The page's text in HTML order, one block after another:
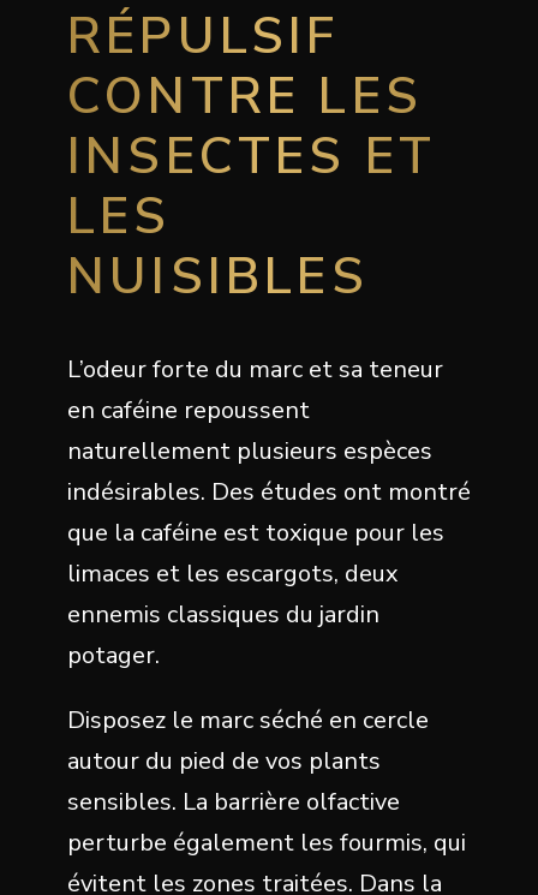
RÉPULSIF
CONTRE LES
INSECTES ET
LES
NUISIBLES
L’odeur forte du marc et sa teneur
en caféine repoussent
naturellement plusieurs espèces
indésirables. Des études ont montré
que la caféine est toxique pour les
limaces et les escargots, deux
ennemis classiques du jardin
potager.
Disposez le marc séché en cercle
autour du pied de vos plants
sensibles. La barrière olfactive
perturbe également les fourmis, qui
évitent les zones traitées. Dans la